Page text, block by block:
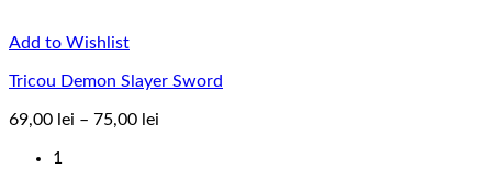
Add to Wishlist
Tricou Demon Slayer Sword
69,00 lei – 75,00 lei
1